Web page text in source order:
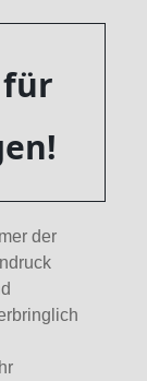
für
der